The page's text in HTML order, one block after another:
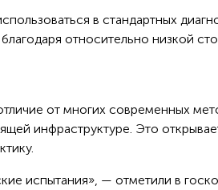
в стандартных
относительно низкой
от многих современных
инфраструктуре. Это
испытания», — отметили в